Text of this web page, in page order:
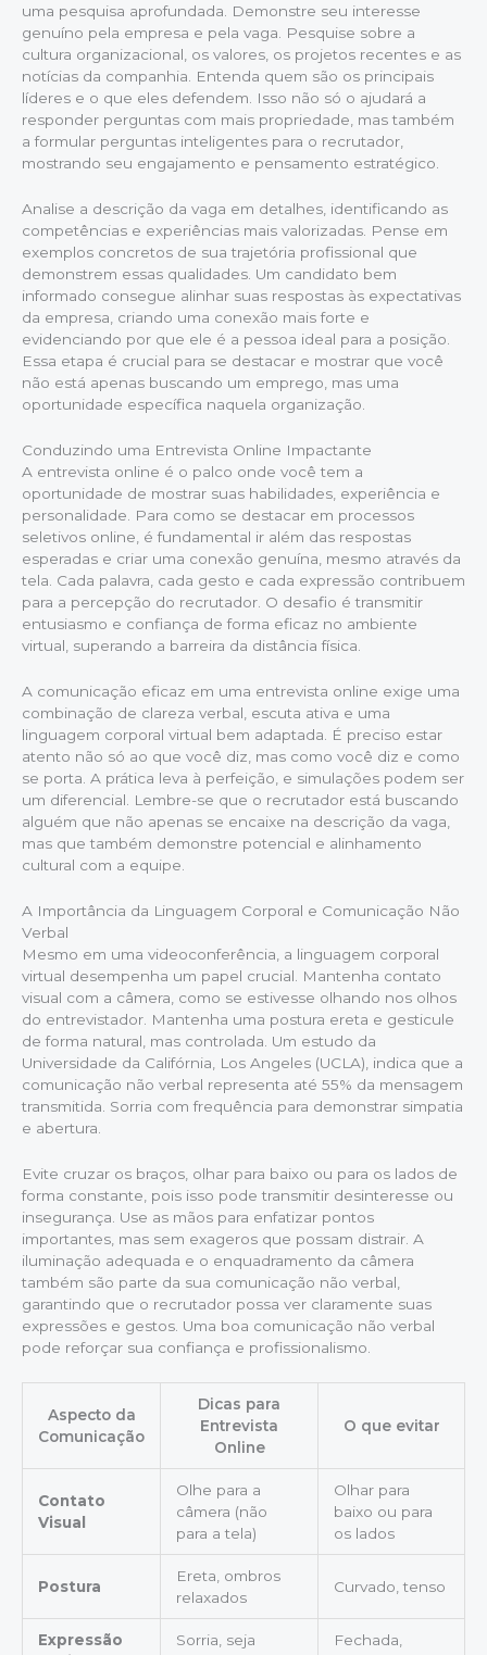
uma pesquisa aprofundada. Demonstre seu interesse
genuíno pela empresa e pela vaga. Pesquise sobre a
cultura organizacional, os valores, os projetos recentes e as
notícias da companhia. Entenda quem são os principais
líderes e o que eles defendem. Isso não só o ajudará a
responder perguntas com mais propriedade, mas também
a formular perguntas inteligentes para o recrutador,
mostrando seu engajamento e pensamento estratégico.
Analise a descrição da vaga em detalhes, identificando as
competências e experiências mais valorizadas. Pense em
exemplos concretos de sua trajetória profissional que
demonstrem essas qualidades. Um candidato bem
informado consegue alinhar suas respostas às expectativas
da empresa, criando uma conexão mais forte e
evidenciando por que ele é a pessoa ideal para a posição.
Essa etapa é crucial para se destacar e mostrar que você
não está apenas buscando um emprego, mas uma
oportunidade específica naquela organização.
Conduzindo uma Entrevista Online Impactante
A entrevista online é o palco onde você tem a
oportunidade de mostrar suas habilidades, experiência e
personalidade. Para como se destacar em processos
seletivos online, é fundamental ir além das respostas
esperadas e criar uma conexão genuína, mesmo através da
tela. Cada palavra, cada gesto e cada expressão contribuem
para a percepção do recrutador. O desafio é transmitir
entusiasmo e confiança de forma eficaz no ambiente
virtual, superando a barreira da distância física.
A comunicação eficaz em uma entrevista online exige uma
combinação de clareza verbal, escuta ativa e uma
linguagem corporal virtual bem adaptada. É preciso estar
atento não só ao que você diz, mas como você diz e como
se porta. A prática leva à perfeição, e simulações podem ser
um diferencial. Lembre-se que o recrutador está buscando
alguém que não apenas se encaixe na descrição da vaga,
mas que também demonstre potencial e alinhamento
cultural com a equipe.
A Importância da Linguagem Corporal e Comunicação Não
Verbal
Mesmo em uma videoconferência, a linguagem corporal
virtual desempenha um papel crucial. Mantenha contato
visual com a câmera, como se estivesse olhando nos olhos
do entrevistador. Mantenha uma postura ereta e gesticule
de forma natural, mas controlada. Um estudo da
Universidade da Califórnia, Los Angeles (UCLA), indica que a
comunicação não verbal representa até 55% da mensagem
transmitida. Sorria com frequência para demonstrar simpatia
e abertura.
Evite cruzar os braços, olhar para baixo ou para os lados de
forma constante, pois isso pode transmitir desinteresse ou
insegurança. Use as mãos para enfatizar pontos
importantes, mas sem exageros que possam distrair. A
iluminação adequada e o enquadramento da câmera
também são parte da sua comunicação não verbal,
garantindo que o recrutador possa ver claramente suas
expressões e gestos. Uma boa comunicação não verbal
pode reforçar sua confiança e profissionalismo.
Aspecto da
Comunicação
Dicas para
Entrevista
Online
O que evitar
Contato
Visual
Olhe para a
câmera (não
para a tela)
Olhar para
baixo ou para
os lados
Postura
Ereta, ombros
relaxados
Curvado, tenso
Expressão
Sorria, seja
Fechada,